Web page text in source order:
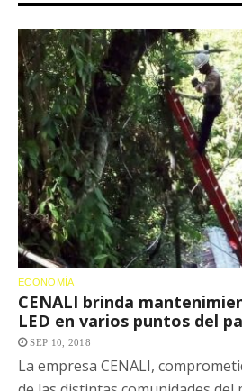
ECONOMÍA
CENALI brinda
LED en varios puntos del
SEP 10, 2018
La empresa CENALI,